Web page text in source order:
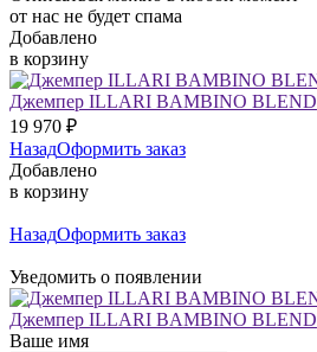
от нас не будет спама
Добавлено
в корзину
Джемпер ILLARI BAMBINO BLEND
19 970 ₽
НазадОформить заказ
Добавлено
в корзину
НазадОформить заказ
Уведомить о появлении
Джемпер ILLARI BAMBINO BLEND
Ваше имя